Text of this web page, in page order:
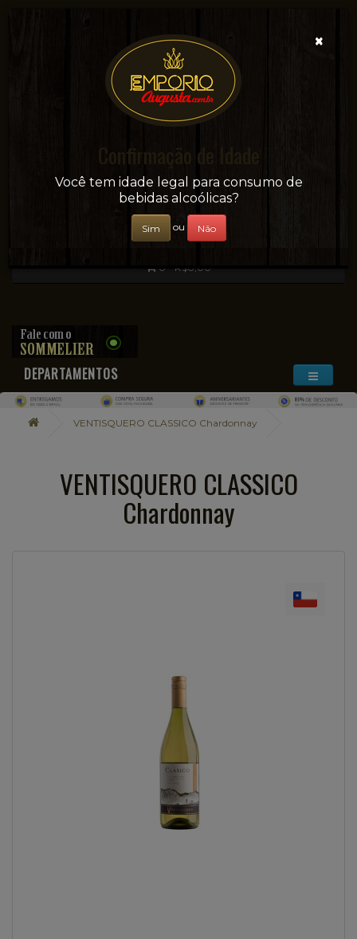
Sua conveniência e adega on-line!
0 - R$0,00
DEPARTAMENTOS
VENTISQUERO CLASSICO Chardonnay
VENTISQUERO CLASSICO
Chardonnay
×
Confirmação de Idade
Você tem idade legal para consumo de
bebidas alcoólicas?
Sim ou Não